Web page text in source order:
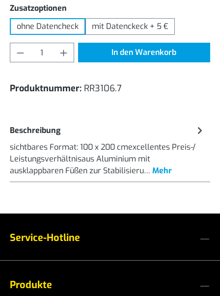
Zusatzoptionen
ohne Datencheck
mit Datenckeck + 5 €
Produkt Anzahl: Gib den gewünschten
In den Warenkorb
Produktnummer: RR3106.7
Beschreibung
sichtbares Format: 100 x 200 cmexcellentes Preis-/
Leistungsverhältnisaus Aluminium mit
ausklappbaren Füßen zur Stabilisieru… Mehr
Service-Hotline
Produkte